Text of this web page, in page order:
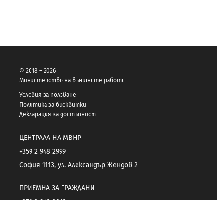
© 2018 – 2026
Министерство на външните работи
Условия за ползване
Политика за бисквитки
Декларация за достъпност
ЦЕНТРАЛА НА МВНР
+359 2 948 2999
София 1113, ул. Александър Жендов 2
ПРИЕМНА ЗА ГРАЖДАНИ